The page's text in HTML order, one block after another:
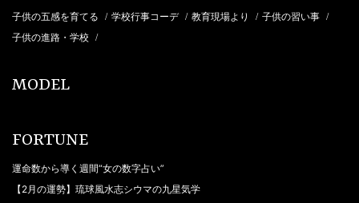
子供の五感を育てる / 学校行事コーデ / 教育現場より / 子供の習い事 /
子供の進路・学校 /
MODEL
FORTUNE
運命数から導く週間“女の数字占い”
【2月の運勢】琉球風水志シウマの九星気学